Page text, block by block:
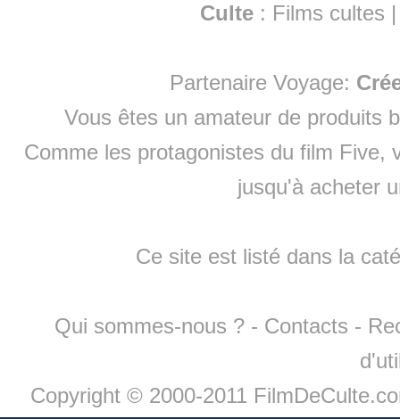
Culte : Films cultes
Partenaire Voyage:
Vous êtes un amateur de produits
Comme les protagonistes du film Five,
jusqu'à acheter
Ce site est listé dans la
Qui sommes-nous ? - Contacts -
Copyright © 2000-2011